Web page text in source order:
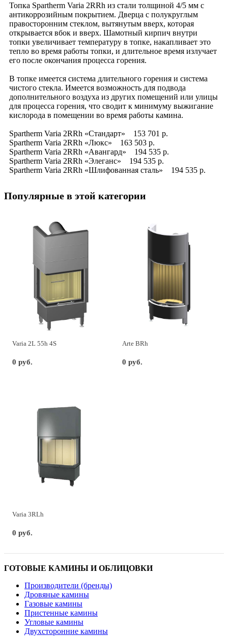
Топка Spartherm Varia 2RRh из стали толщиной 4/5 мм с
антикоррозийным покрытием. Дверца с полукруглым
правосторонним стеклом, вытянутым вверх, которая
открывается вбок и вверх. Шамотный кирпич внутри
топки увеличивает температуру в топке, накапливает это
тепло во время работы топки, и длительное время излучает
его после окончания процесса горения.
В топке имеется система длительного горения и система
чистого стекла. Имеется возможность для подвода
дополнительного воздуха из других помещений или улицы
для процесса горения, что сводит к минимуму выжигание
кислорода в помещении во время работы камина.
Spartherm Varia 2RRh «Стандарт» 153 701 р.
Spartherm Varia 2RRh «Люкс» 163 503 р.
Spartherm Varia 2RRh «Авангард» 194 535 р.
Spartherm Varia 2RRh «Элеганс» 194 535 р.
Spartherm Varia 2RRh «Шлифованная сталь» 194 535 р.
Популярные в этой категории
Varia 2L 55h 4S
0 руб.
Arte BRh
0 руб.
Varia 3RLh
0 руб.
ГОТОВЫЕ КАМИНЫ И ОБЛИЦОВКИ
Производители (бренды)
Дровяные камины
Газовые камины
Пристенные камины
Угловые камины
Двухсторонние камины